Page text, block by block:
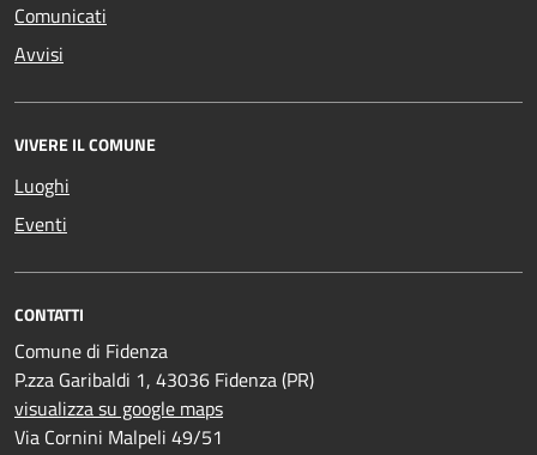
Comunicati
Avvisi
VIVERE IL COMUNE
Luoghi
Eventi
CONTATTI
Comune di Fidenza
P.zza Garibaldi 1, 43036 Fidenza (PR)
visualizza su google maps
Via Cornini Malpeli 49/51